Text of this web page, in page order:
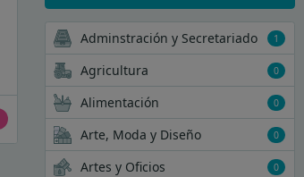
Adminstración y Secretariado 1
Agricultura 0
Alimentación 0
Arte, Moda y Diseño 0
Artes y Oficios 0